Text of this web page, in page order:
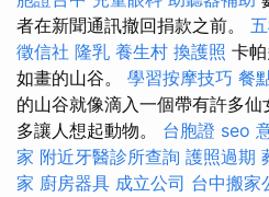
者在新聞通訊撤回捐款之前。
徵信社 隆乳 養生村 換護照 卡
如畫的山谷。 學習按摩技巧 餐
的山谷就像滴入一個帶有許多
多讓人想起動物。 台胞證 seo
家 附近牙醫診所查詢 護照過期
家 廚房器具 成立公司 台中搬家